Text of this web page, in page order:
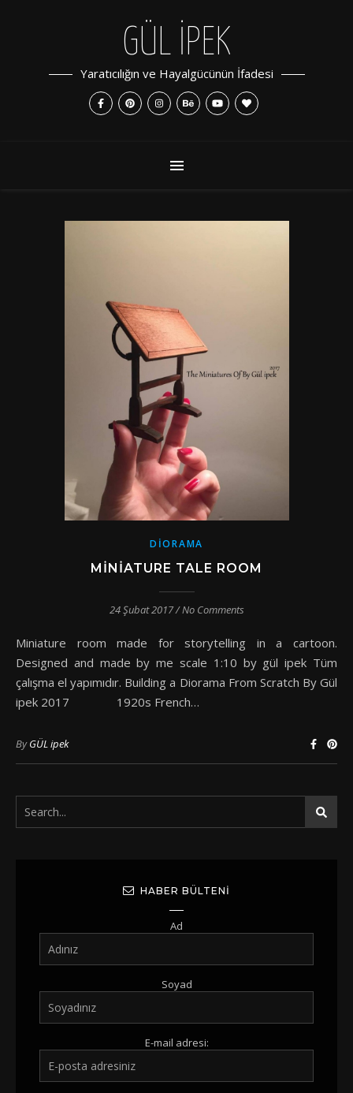
GÜL İPEK
Yaratıcılığın ve Hayalgücünün İfadesi
DIORAMA
MINIATURE TALE ROOM
24 Şubat 2017/No Comments
Miniature room made for storytelling in a cartoon.
Designed and made by me scale 1:10 by gül ipek Tüm
çalışma el yapımıdır. Building a Diorama From Scratch By Gül
ipek 2017 1920s French…
ByGÜL ipek
HABER BÜLTENI
Ad
Soyad
E-mail adresi: